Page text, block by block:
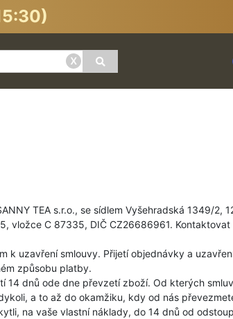
x
TEA s.r.o., se sídlem Vyšehradská 1349/2,
C 87335, DIČ CZ26686961. Kontaktovat
uzavření smlouvy. Přijetí objednávky a
způsobu platby.
dnů ode dne převzetí zboží. Od kterých
a to až do okamžiku, kdy od nás
na vaše vlastní náklady, do 14 dnů od